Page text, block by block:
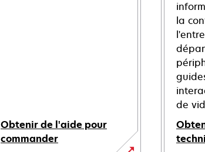
Obtenir de l'aide pour
commander
la
de